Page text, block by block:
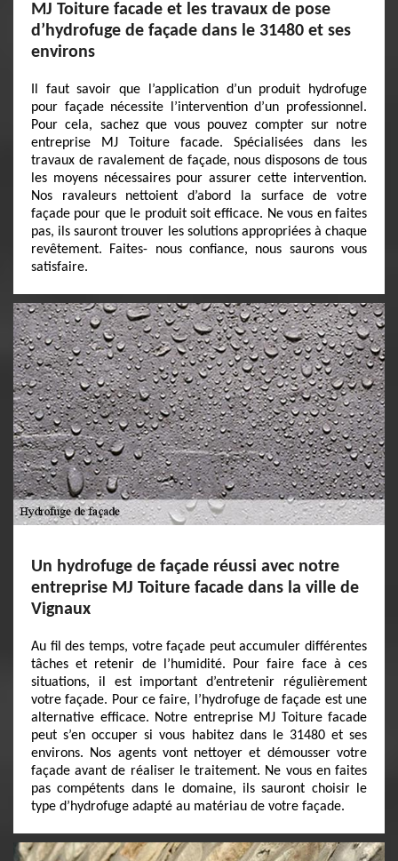
MJ Toiture facade et les travaux de pose
d’hydrofuge de façade dans le 31480 et ses
environs
Il faut savoir que l’application d’un produit hydrofuge
pour façade nécessite l’intervention d’un professionnel.
Pour cela, sachez que vous pouvez compter sur notre
entreprise MJ Toiture facade. Spécialisées dans les
travaux de ravalement de façade, nous disposons de tous
les moyens nécessaires pour assurer cette intervention.
Nos ravaleurs nettoient d’abord la surface de votre
façade pour que le produit soit efficace. Ne vous en faites
pas, ils sauront trouver les solutions appropriées à chaque
revêtement. Faites- nous confiance, nous saurons vous
satisfaire.
Un hydrofuge de façade réussi avec notre
entreprise MJ Toiture facade dans la ville de
Vignaux
Au fil des temps, votre façade peut accumuler différentes
tâches et retenir de l’humidité. Pour faire face à ces
situations, il est important d’entretenir régulièrement
votre façade. Pour ce faire, l’hydrofuge de façade est une
alternative efficace. Notre entreprise MJ Toiture facade
peut s’en occuper si vous habitez dans le 31480 et ses
environs. Nos agents vont nettoyer et démousser votre
façade avant de réaliser le traitement. Ne vous en faites
pas compétents dans le domaine, ils sauront choisir le
type d’hydrofuge adapté au matériau de votre façade.